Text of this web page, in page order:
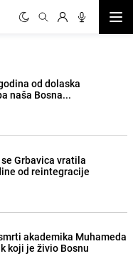
od dolaska
naša Bosna...
Grbavica vratila
od reintegracije
akademika Muhameda
koji je živio Bosnu